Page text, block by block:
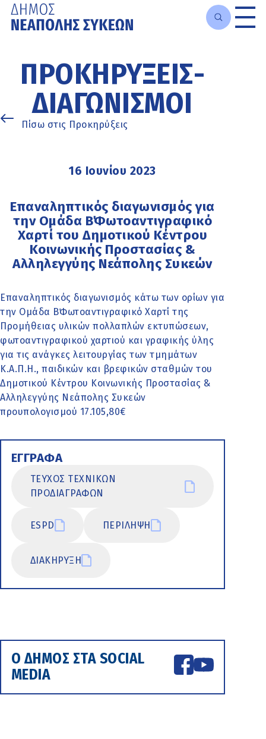
κυρίως
περιεχόμενο
ΠΡΟΚΗΡΎΞΕΙΣ-
ΔΙΑΓΩΝΙΣΜΟΊ
Πίσω στις Προκηρύξεις
16 Ιουνίου 2023
Επαναληπτικός διαγωνισμός για
την Ομάδα Β΄Φωτοαντιγραφικό
Χαρτί του Δημοτικού Κέντρου
Κοινωνικής Προστασίας &
Αλληλεγγύης Νεάπολης Συκεών
Επαναληπτικός διαγωνισμός κάτω των ορίων για
την Ομάδα Β΄Φωτοαντιγραφικό Χαρτί της
Προμήθειας υλικών πολλαπλών εκτυπώσεων,
φωτοαντιγραφικού χαρτιού και γραφικής ύλης
για τις ανάγκες λειτουργίας των τμημάτων
Κ.Α.Π.Η., παιδικών και βρεφικών σταθμών του
Δημοτικού Κέντρου Κοινωνικής Προστασίας &
Αλληλεγγύης Νεάπολης Συκεών
προυπολογισμού 17.105,80€
ΕΓΓΡΑΦΑ
ΤΕΥΧΟΣ ΤΕΧΝΙΚΩΝ
ΠΡΟΔΙΑΓΡΑΦΩΝ
ESPD ΠΕΡΙΛΗΨΗ
ΔΙΑΚΗΡΥΞΗ
Ο ΔΗΜΟΣ ΣΤΑ SOCIAL
MEDIA